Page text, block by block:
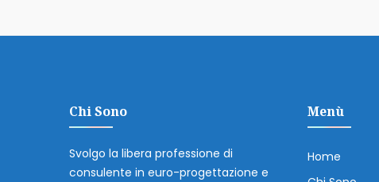
Chi Sono
Svolgo la libera professione di
consulente in euro-progettazione e
Menù
Home